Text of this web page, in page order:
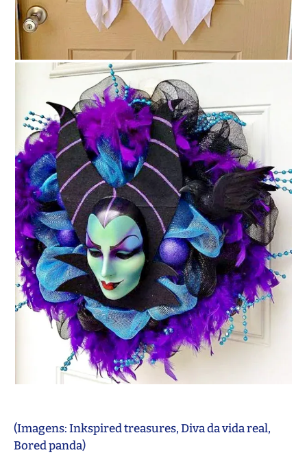
(Imagens: Inkspired treasures, Diva da vida real,
Bored panda)